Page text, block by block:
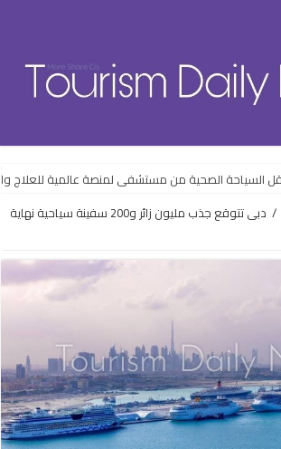
/
دبى تتوقع جذب مليون زائر و200 سفينة سياحية نهاية